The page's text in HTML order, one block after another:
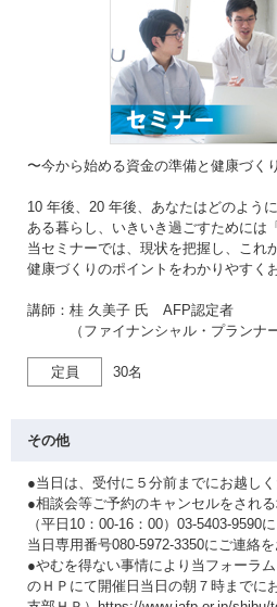
〜今から始める資金の準備と健康づく
10 年後、20 年後、あなたはどのよう
ある暮らし、いきいき過ごすためには
当セミナーでは、現状を把握し、これ
健康づくりのポイントをわかりやすく
講師：桂 久美子 氏 AFP認定者
（ファイナンシャル・プランナー
定員 30名
その他
●当日は、受付に５分前までにお越しく
●相談会等ご予約のキャンセルをされ
（平日10：00-16：00）03-5403-9590
当日専用番号080-5972-3350にご連絡を
●やむを得ない事情により当フォーラ
のＨＰにて開催日当日の朝７時までに